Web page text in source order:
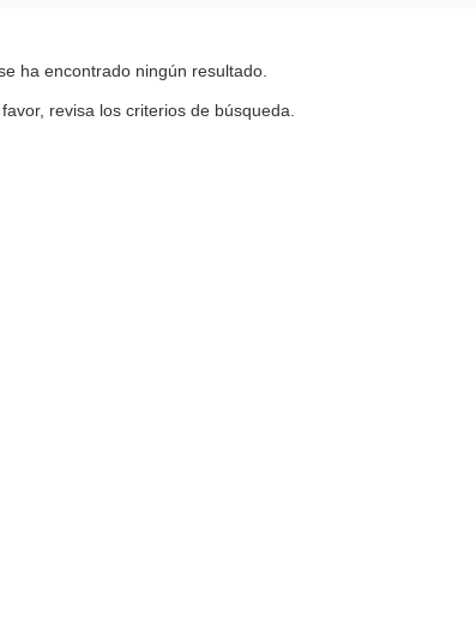
ha encontrado ningún resultado.
favor, revisa los criterios de búsqueda.